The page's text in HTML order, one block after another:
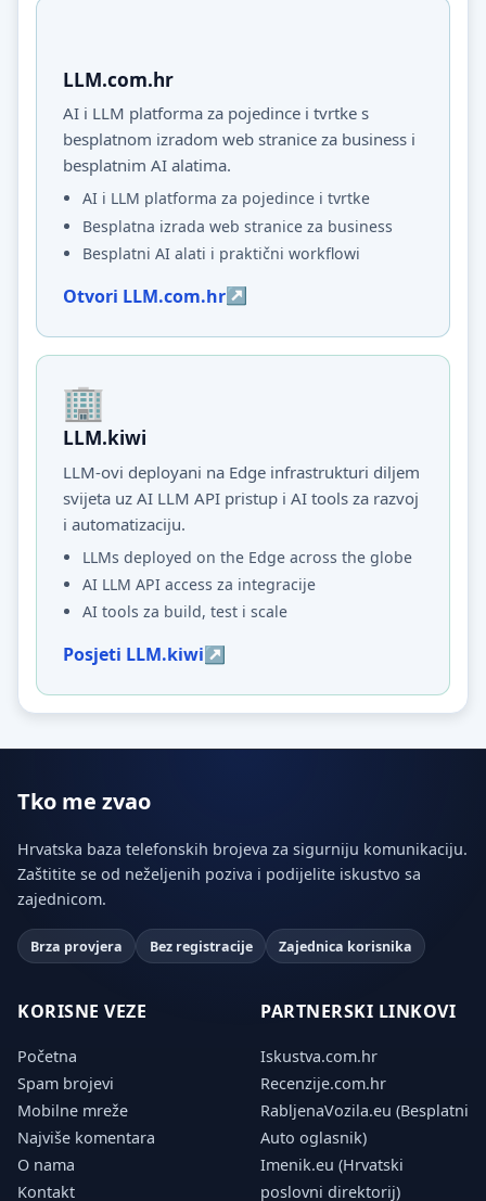
LLM.com.hr
AI i LLM platforma za pojedince i tvrtke s
besplatnom izradom web stranice za business i
besplatnim AI alatima.
AI i LLM platforma za pojedince i tvrtke
Besplatna izrada web stranice za business
Besplatni AI alati i praktični workflowi
Otvori LLM.com.hr
LLM.kiwi
LLM-ovi deployani na Edge infrastrukturi diljem
svijeta uz AI LLM API pristup i AI tools za razvoj
i automatizaciju.
LLMs deployed on the Edge across the globe
AI LLM API access za integracije
AI tools za build, test i scale
Posjeti LLM.kiwi
Tko me zvao
Hrvatska baza telefonskih brojeva za sigurniju komunikaciju.
Zaštitite se od neželjenih poziva i podijelite iskustvo sa
zajednicom.
Brza provjera Bez registracije Zajednica korisnika
KORISNE VEZE
Početna
Spam brojevi
Mobilne mreže
Najviše komentara
O nama
Kontakt
PARTNERSKI LINKOVI
Iskustva.com.hr
Recenzije.com.hr
RabljenaVozila.eu (Besplatni
Auto oglasnik)
Imenik.eu (Hrvatski
poslovni direktorij)